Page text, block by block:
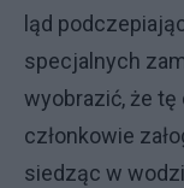
ląd
specjalnych
wyobrazić, że
członkowie
siedząc w